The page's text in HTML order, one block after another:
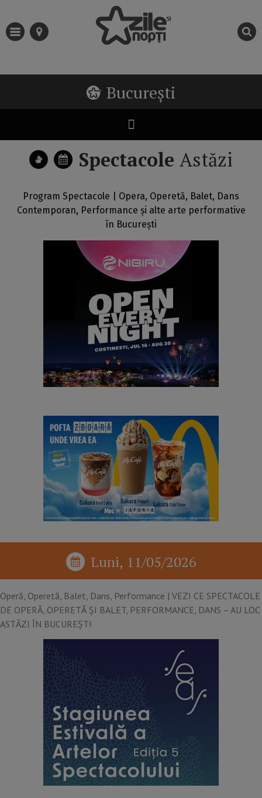
București
SpectacoleAstăzi
Program Spectacole | Opera, Operetă, Balet, Dans
Contemporan, Performance și alte arte performative
în București
Luni, 11/05/2026
Operă, Operetă, Balet, Dans, Performance​ | VEZI CE SPECTACOLE
DE OPERĂ, OPERETĂ ȘI BALET, PERFORMANCE, DANS – AU LOC
ASTĂZI ÎN BUCUREȘTI​